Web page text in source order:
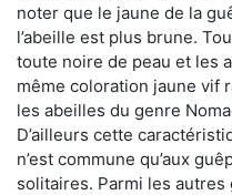
noter que le jaune de la
l’abeille est plus brune.
toute noire de peau et les
même coloration jaune vif
les abeilles du genre
D’ailleurs cette
n’est commune qu’aux
solitaires. Parmi les